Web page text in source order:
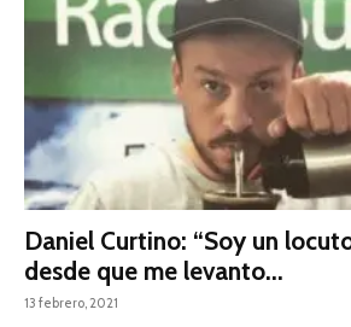
Daniel Curtino: “Soy un
desde que me levanto...
13 febrero, 2021